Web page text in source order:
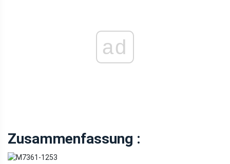
ad
Zusammenfassung :